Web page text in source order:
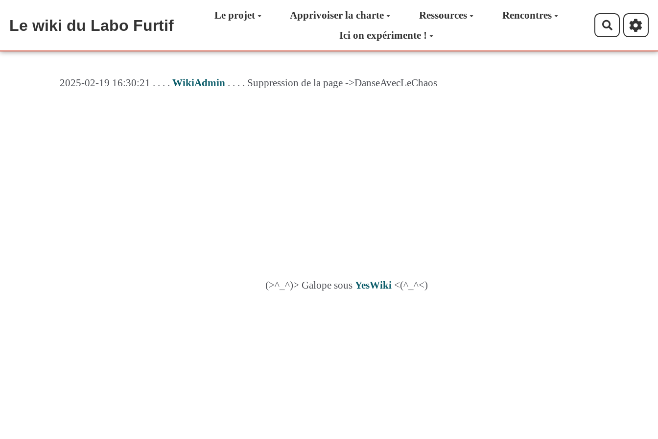
Le wiki du Labo Furtif
Le projet Apprivoiser la charte Ressources
Rencontres
Ici on expérimente !
2025-02-19 16:30:21 . . . . WikiAdmin . . . . Suppression de la page ->DanseAvecLeChaos
(>^_^)> Galope sous YesWiki <(^_^<)